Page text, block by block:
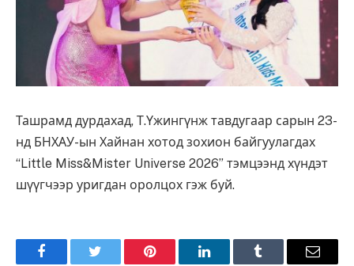
Ташрамд дурдахад, Т.Үжингүнж тавдугаар сарын 23-
нд БНХАУ-ын Хайнан хотод зохион байгуулагдах
“Little Miss&Mister Universe 2026” тэмцээнд хүндэт
шүүгчээр уригдан оролцох гэж буй.